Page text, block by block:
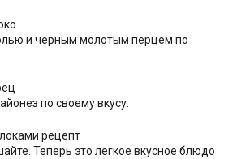
и черным молотым перцем по
по своему вкусу.
Теперь это легкое вкусное блюдо